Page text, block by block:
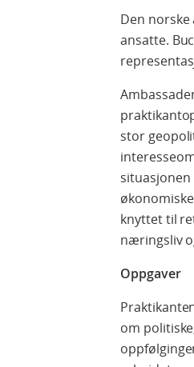
Den
ansatte.
stor
situasjonen
knyttet til
næringsliv
Oppgaver
om